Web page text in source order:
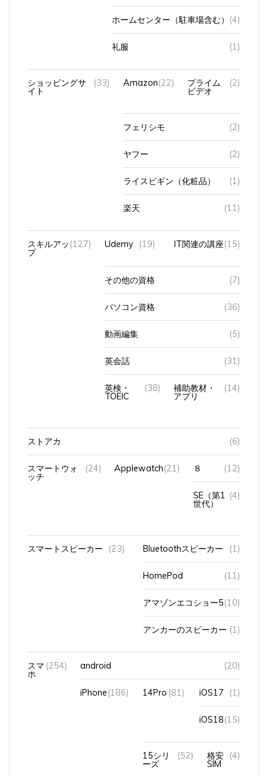
ホームセンター（駐車場含む） (4)
礼服 (1)
ショッピングサ
イト
(33) Amazon (22) プライム
ビデオ
(2)
フェリシモ (2)
ヤフー (2)
ライスビギン（化粧品） (1)
楽天 (11)
スキルアッ
プ
(127) Udemy (19) IT関連の講座 (15)
その他の資格 (7)
パソコン資格 (36)
動画編集 (5)
英会話 (31)
英検・
TOEIC
(38) 補助教材・
アプリ
(14)
ストアカ (6)
スマートウォ
ッチ
(24) Applewatch (21) ８ (12)
SE（第1
世代）
(4)
スマートスピーカー (23) Bluetoothスピーカー (1)
HomePod (11)
アマゾンエコショー5 (10)
アンカーのスピーカー (1)
ホ
(254) android (20)
iPhone (186) 14Pro (81) iOS17 (1)
iOS18 (15)
15シリ
ーズ
(52) 格安
SIM
(4)